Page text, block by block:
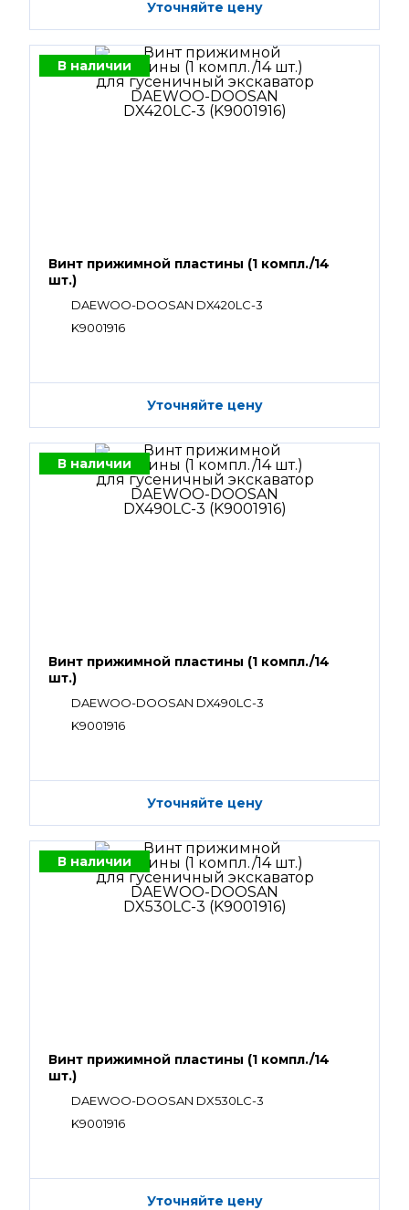
Уточняйте цену
В наличии
Винт прижимной пластины (1 компл./14
шт.)
DAEWOO-DOOSAN DX420LC-3
K9001916
Уточняйте цену
В наличии
Винт прижимной пластины (1 компл./14
шт.)
DAEWOO-DOOSAN DX490LC-3
K9001916
Уточняйте цену
В наличии
Винт прижимной пластины (1 компл./14
шт.)
DAEWOO-DOOSAN DX530LC-3
K9001916
Уточняйте цену